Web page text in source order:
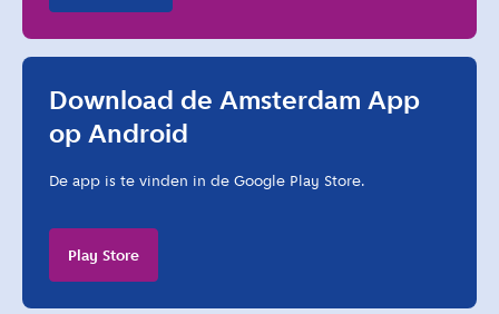
Download de Amsterdam App
op Android
De app is te vinden in de Google Play Store.
Play Store